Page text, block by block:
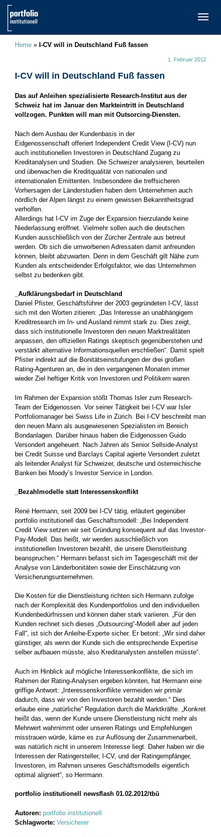
Home » I-CV will in Deutschland Fuß fassen
1. Februar 2012
I-CV will in Deutschland Fuß fassen
Das auf Anleihen spezialisierte Research-Institut aus der
Schweiz hat im Januar den Markteintritt in Deutschland
vollzogen. Punkten will man mit Outsorcing-Diensten.
Nach dem Ausbau der Kundenbasis in der
Eidgenossenschaft offeriert Independent Credit View (I-CV) nun
auch institutionellen Investoren in Deutschland Zugang zu
Kreditanalysen und Studien. Die Schweizer analysieren, beurteilen
und überwachen die Kreditqualität von nationalen und
internationalen Emittenten. Insbesondere die treffsicheren
Vorhersagen der Länderstudien haben dem Unternehmen auch
nördlich der Alpen längst zu einem gewissen Bekanntheitsgrad
verholfen.
Allerdings hat I-CV im Zuge der Expansion hierzulande keine
Niederlassung eröffnet. Vielmehr sollen auch die deutschen
Kunden ausschließlich von der Zürcher Zentrale aus betreut
werden. Ob sich die umworbenen Adressaten damit anfreunden
können, bleibt abzuwarten. Denn in dem Geschäft gilt Nähe zum
Kunden als entscheidender Erfolgsfaktor, wie das Unternehmen
selbst zu bedenken gibt.
_Aufklärungsbedarf in Deutschland
Daniel Pfister, Geschäftsführer der 2003 gegründeten I-CV, lässt
sich mit den Worten zitieren: „Das Interesse an unabhängigem
Kreditresearch im In- und Ausland nimmt stark zu. Dies zeigt,
dass sich institutionelle Investoren den neuen Marktrealitäten
anpassen, den offiziellen Ratings skeptisch gegenüberstehen und
verstärkt alternative Informationsquellen erschließen“. Damit spielt
Pfister indirekt auf die Bonitätseinstufungen der drei großen
Rating-Agenturen an, die in den vergangenen Monaten immer
wieder Ziel heftiger Kritik von Investoren und Politikern waren.
Im Rahmen der Expansion stößt Thomas Isler zum Research-
Team der Eidgenossen. Vor seiner Tätigkeit bei I-CV war Isler
Portfoliomanager bei Swiss Life in Zürich. Bei I-CV beschreibt man
den neuen Mann als ausgewiesenen Spezialisten im Bereich
Bondanlagen. Darüber hinaus haben die Eidgenossen Guido
Versondert angeheuert. Nach Jahren als Senior Sellside-Analyst
bei Credit Suisse und Barclays Capital agierte Versondert zuletzt
als leitender Analyst für Schweizer, deutsche und österreichische
Banken bei Moody’s Investor Service in London.
_Bezahlmodelle statt Interessenskonflikt
René Hermann, seit 2009 bei I-CV tätig, erläutert gegenüber
portfolio institutionell das Geschäftsmodell: „Bei Independent
Credit View setzen wir seit Gründung konsequent auf das Investor-
Pay-Modell. Das heißt, wir werden ausschließlich von
institutionellen Investoren bezahlt, die unsere Dienstleistung
beanspruchen.“ Hermann befasst sich im Tagesgeschäft mit der
Analyse von Länderbonitäten sowie der Einschätzung von
Versicherungsunternehmen.
Die Kosten für die Dienstleistung richten sich Hermann zufolge
nach der Komplexität des Kundenportfolios und den individuellen
Kundenbedürfnissen und können daher stark variieren. „Für den
Kunden rechnet sich dieses „Outsourcing“-Modell aber auf jeden
Fall“, ist sich der Anleihe-Experte sicher. Er betont: „Wir sind daher
günstiger, als wenn der Kunde sich die entsprechende Expertise
selber aufbauen müsste, also Kreditanalysten anstellen müsste“.
Auch im Hinblick auf mögliche Interessenkonflikte, die sich im
Rahmen der Rating-Analysen ergeben könnten, hat Hermann eine
griffige Antwort: „Interessenskonflikte vermeiden wir primär
dadurch, dass wir von den Investoren bezahlt werden.“ Dies
erlaube eine „natürliche“ Regulation durch die Marktkräfte. „Konkret
heißt das, wenn der Kunde unsere Dienstleistung nicht mehr als
Mehrwert wahrnimmt oder unseren Ratings und Empfehlungen
misstrauen würde, käme es zur Auflösung der Zusammenarbeit,
was natürlich nicht in unserem Interesse liegt. Daher haben wir die
Interessen der Ratingersteller, I-CV, und der Ratingempfänger,
Investoren, im Rahmen unseres Geschäftsmodells eigentlich
optimal aligniert“, so Herrmann.
portfolio institutionell newsflash 01.02.2012/tbü
Autoren: portfolio institutionell
Schlagworte: Versicherer